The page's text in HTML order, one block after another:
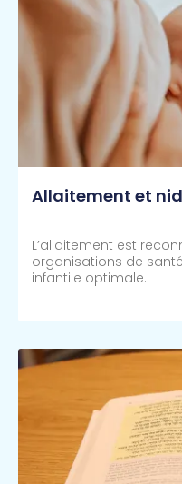
Allaitement et
L’allaitement est
organisations de
infantile optimale.